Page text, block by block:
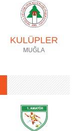
KULÜPLER
MUĞLA